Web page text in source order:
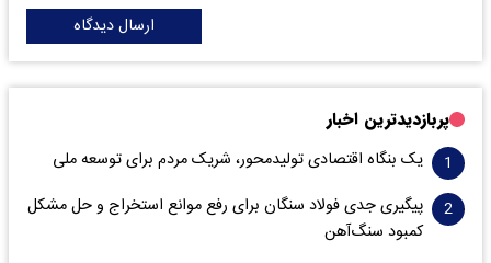
ارسال دیدگاه
پربازدیدترین اخبار
یک بنگاه اقتصادی تولیدمحور، شریک مردم برای توسعه ملی
پیگیری جدی فولاد سنگان برای رفع موانع استخراج و حل مشکل
کمبود سنگ‌آهن